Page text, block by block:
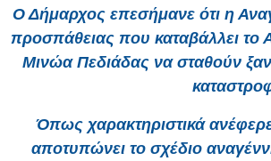
Ο Δήμαρχος επεσήμανε ότι η
προσπάθειας που καταβάλλει το
Μινώα Πεδιάδας να σταθούν
Όπως χαρακτηριστικά
αποτυπώνει το σχέδιο